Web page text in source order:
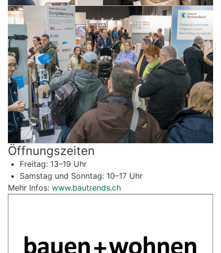
Öffnungszeiten
Freitag: 13–19 Uhr
Samstag und Sonntag: 10–17 Uhr
Mehr Infos: www.bautrends.ch